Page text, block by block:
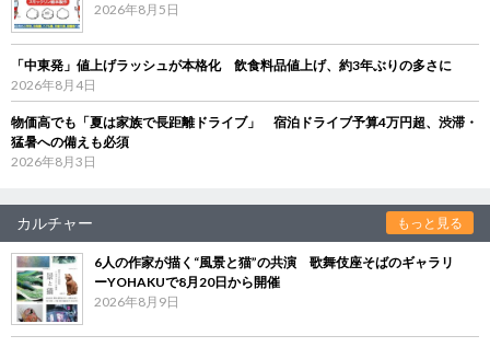
2026年8月5日
「中東発」値上げラッシュが本格化 飲食料品値上げ、約3年ぶりの多さに
2026年8月4日
物価高でも「夏は家族で長距離ドライブ」 宿泊ドライブ予算4万円超、渋滞・
猛暑への備えも必須
2026年8月3日
カルチャー もっと見る
6人の作家が描く“風景と猫”の共演 歌舞伎座そばのギャラリ
ーYOHAKUで8月20日から開催
2026年8月9日